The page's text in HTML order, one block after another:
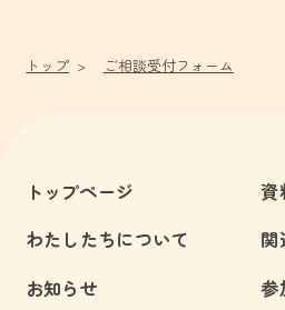
トップ ご相談受付フォーム
トップページ
わたしたちについて
お知らせ
資
関
参